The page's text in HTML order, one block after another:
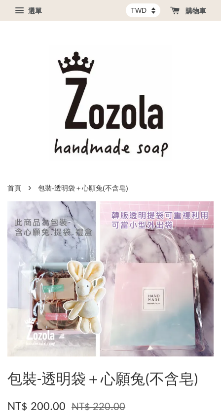
選單 購物車
首頁 › 包裝-透明袋＋心願兔(不含皂)
包裝-透明袋＋心願兔(不含皂)
NT$ 200.00 NT$ 220.00